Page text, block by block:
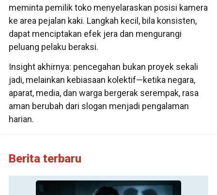
meminta pemilik toko menyelaraskan posisi kamera
ke area pejalan kaki. Langkah kecil, bila konsisten,
dapat menciptakan efek jera dan mengurangi
peluang pelaku beraksi.
Insight akhirnya: pencegahan bukan proyek sekali
jadi, melainkan kebiasaan kolektif—ketika negara,
aparat, media, dan warga bergerak serempak, rasa
aman berubah dari slogan menjadi pengalaman
harian.
Berita terbaru